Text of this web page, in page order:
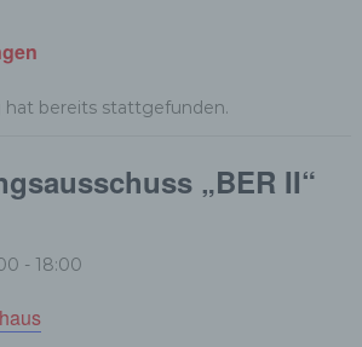
hat bereits stattgefunden.
„BER II“
- 18:00